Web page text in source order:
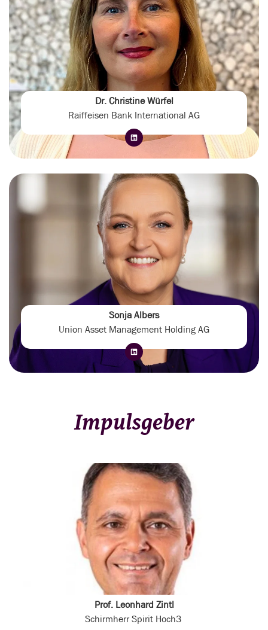
Dr. Christine Würfel
Raiffeisen Bank International AG
Sonja Albers
Union Asset Management Holding AG
Impulsgeber
Prof. Leonhard Zintl
Schirmherr Spirit Hoch3